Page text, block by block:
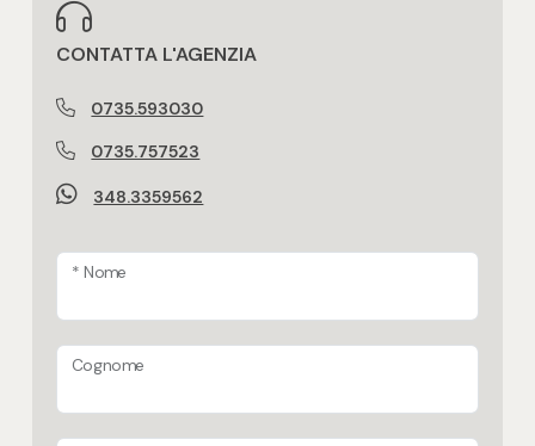
CONTATTA L'AGENZIA
0735.593030
0735.757523
348.3359562
* Nome
Cognome
Posto auto/Box
Balcone/Terrazzo
Ascensore
Lusso